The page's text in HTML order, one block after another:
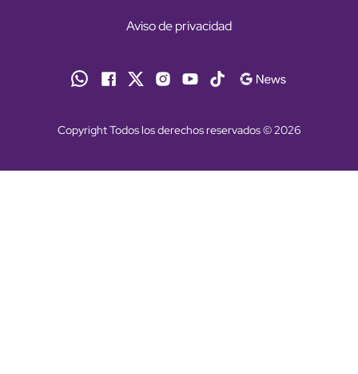
Aviso de privacidad
Copyright Todos los derechos reservados © 2026